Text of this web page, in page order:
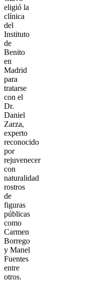
eligió la
clínica
del
Instituto
de
Benito
en
Madrid
para
tratarse
con el
Dr.
Daniel
Zarza,
experto
reconocido
por
rejuvenecer
con
naturalidad
rostros
de
figuras
públicas
como
Carmen
Borrego
y Manel
Fuentes
entre
otros.